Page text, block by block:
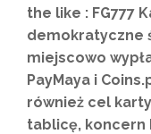
the like : FG777
demokratyczne
miejscowo
PayMaya i
również cel
tablicę, koncern